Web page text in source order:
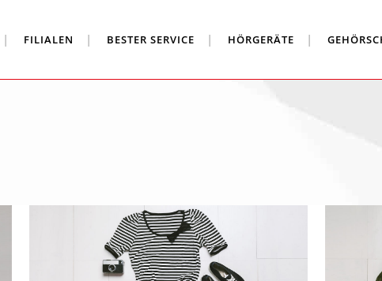
FILIALEN BESTER SERVICE HÖRGERÄTE